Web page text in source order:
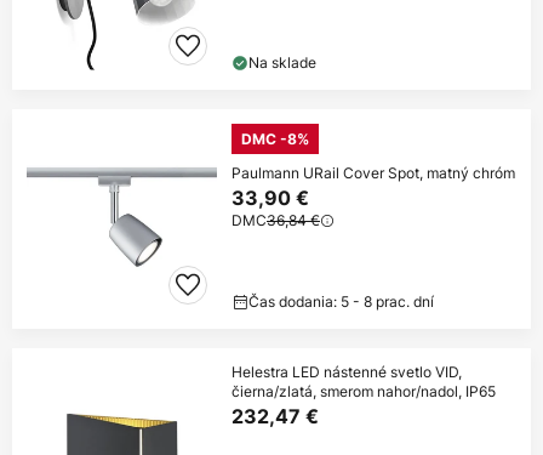
Na sklade
DMC -8%
Paulmann URail Cover Spot, matný chróm
33,90 €
DMC36,84 €
Čas dodania: 5 - 8 prac. dní
Helestra LED nástenné svetlo VID,
čierna/zlatá, smerom nahor/nadol, IP65
232,47 €